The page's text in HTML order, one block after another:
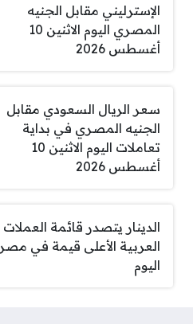
الإسترليني مقابل الجنيه
المصري اليوم الاثنين 10
أغسطس 2026
سعر الريال السعودي مقابل
الجنيه المصري في بداية
تعاملات اليوم الاثنين 10
أغسطس 2026
الدينار يتصدر قائمة العملات
العربية الأعلى قيمة في مصر
اليوم